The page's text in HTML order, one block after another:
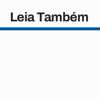
Leia Também